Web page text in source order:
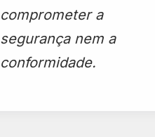
comprometer a
segurança nem a
conformidade.